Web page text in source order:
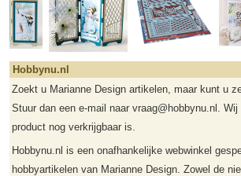
Hobbynu.nl
Zoekt u Marianne Design artikelen, maar kunt u
Stuur dan een e-mail naar vraag@hobbynu.nl.
product nog verkrijgbaar is.
Hobbynu.nl is een onafhankelijke webwinkel
hobbyartikelen van Marianne Design. Zowel de